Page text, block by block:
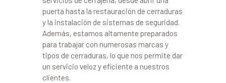
puerta hasta la restauración de cerraduras
y la instalación de sistemas de seguridad.
Además, estamos altamente preparados
para trabajar con numerosas marcas y
tipos de cerraduras, lo que nos permite dar
un servicio veloz y eficiente a nuestros
clientes.